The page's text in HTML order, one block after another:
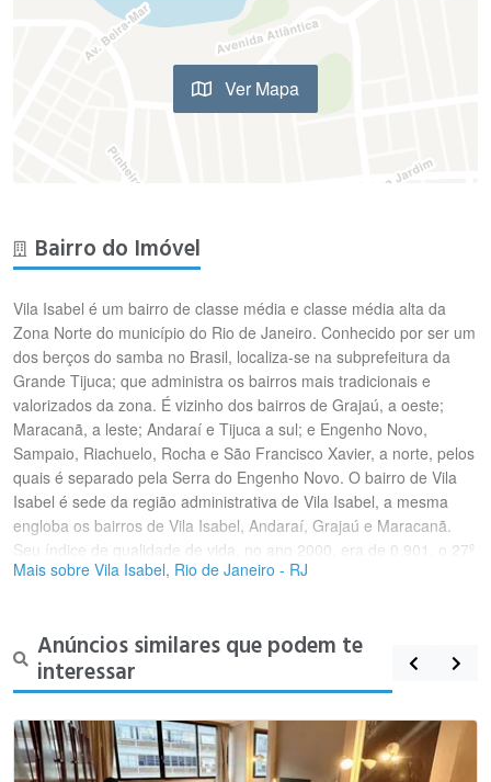
Ver Mapa
Bairro do Imóvel
Vila Isabel é um bairro de classe média e classe média alta da
Zona Norte do município do Rio de Janeiro. Conhecido por ser um
dos berços do samba no Brasil, localiza-se na subprefeitura da
Grande Tijuca; que administra os bairros mais tradicionais e
valorizados da zona. É vizinho dos bairros de Grajaú, a oeste;
Maracanã, a leste; Andaraí e Tijuca a sul; e Engenho Novo,
Sampaio, Riachuelo, Rocha e São Francisco Xavier, a norte, pelos
quais é separado pela Serra do Engenho Novo. O bairro de Vila
Isabel é sede da região administrativa de Vila Isabel, a mesma
engloba os bairros de Vila Isabel, Andaraí, Grajaú e Maracanã.
Seu índice de qualidade de vida, no ano 2000, era de 0,901, o 27º
melhor do Rio de Janeiro, dentre 126 bairros avaliados, sendo
Mais sobre Vila Isabel, Rio de Janeiro - RJ
Anúncios similares que podem te
interessar